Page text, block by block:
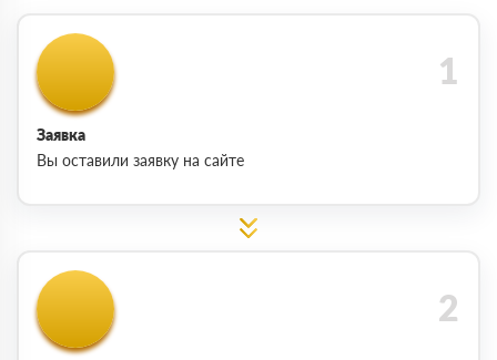
Заявка
Вы оставили заявку на сайте